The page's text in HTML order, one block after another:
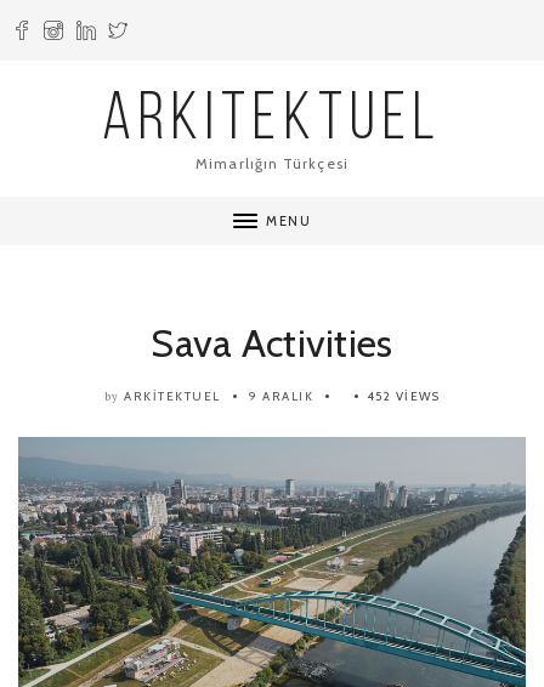
ARKITEKTUEL
Mimarlığın Türkçesi
MENU
Sava Activities
by ARKITEKTUEL 9 ARALIK 452 VIEWS